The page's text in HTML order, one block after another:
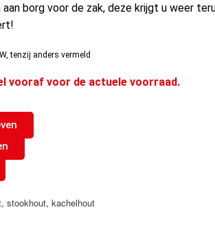
borg voor de zak, deze krijgt u weer
tenzij anders vermeld
vooraf voor de actuele voorraad.
, stookhout, kachelhout